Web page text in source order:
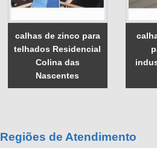
calhas de zinco para
telhados Residencial
Colina das
Nascentes
Regiões de Atendimento